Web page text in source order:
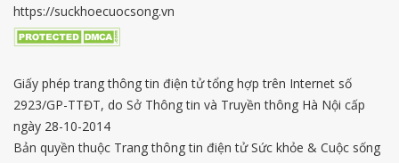
https://suckhoecuocsong.vn
Giấy phép trang thông tin điện tử tổng hợp trên Internet số
2923/GP-TTĐT, do Sở Thông tin và Truyền thông Hà Nội cấp
ngày 28-10-2014
Bản quyền thuộc Trang thông tin điện tử Sức khỏe & Cuộc sống